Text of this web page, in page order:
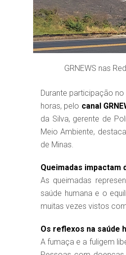
GRNEWS nas
Durante participação no
horas, pelo canal
da Silva, gerente de
Meio Ambiente,
de Minas.
Queimadas impactam
As queimadas
saúde humana e o
muitas vezes vistos
Os reflexos na saúde
A fumaça e a fuligem